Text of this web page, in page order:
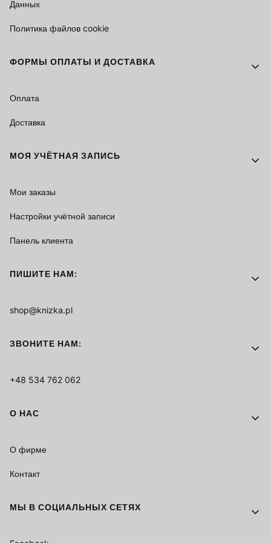
Данных
Политика файлов cookie
ФОРМЫ ОПЛАТЫ И ДОСТАВКА
Оплата
Доставка
МОЯ УЧЁТНАЯ ЗАПИСЬ
Мои заказы
Настройки учётной записи
Панель клиента
ПИШИТЕ НАМ:
shop@knizka.pl
ЗВОНИТЕ НАМ:
+48 534 762 062
О НАС
О фирме
Контакт
МЫ В СОЦИАЛЬНЫХ СЕТЯХ